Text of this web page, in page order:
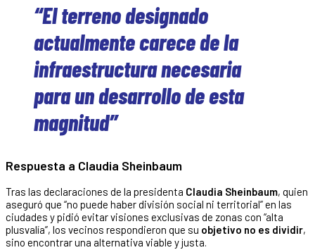
“El terreno designado
actualmente carece de la
infraestructura necesaria
para un desarrollo de esta
magnitud”
Respuesta a Claudia Sheinbaum
Tras las declaraciones de la presidenta Claudia Sheinbaum, quien
aseguró que “no puede haber división social ni territorial” en las
ciudades y pidió evitar visiones exclusivas de zonas con “alta
plusvalía”, los vecinos respondieron que su objetivo no es dividir,
sino encontrar una alternativa viable y justa.